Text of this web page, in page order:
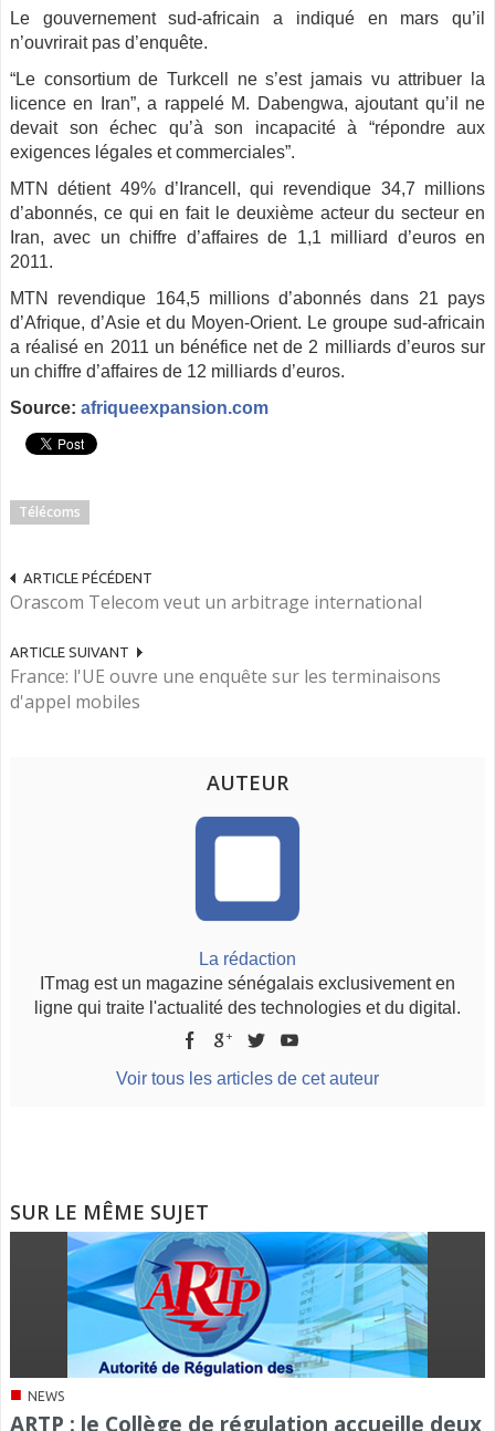
Le gouvernement sud-africain a indiqué en mars qu’il
n’ouvrirait pas d’enquête.
“Le consortium de Turkcell ne s’est jamais vu attribuer la
licence en Iran”, a rappelé M. Dabengwa, ajoutant qu’il ne
devait son échec qu’à son incapacité à “répondre aux
exigences légales et commerciales”.
MTN détient 49% d’Irancell, qui revendique 34,7 millions
d’abonnés, ce qui en fait le deuxième acteur du secteur en
Iran, avec un chiffre d’affaires de 1,1 milliard d’euros en
2011.
MTN revendique 164,5 millions d’abonnés dans 21 pays
d’Afrique, d’Asie et du Moyen-Orient. Le groupe sud-africain
a réalisé en 2011 un bénéfice net de 2 milliards d’euros sur
un chiffre d’affaires de 12 milliards d’euros.
Source: afriqueexpansion.com
Télécoms
ARTICLE PÉCÉDENT
Orascom Telecom veut un arbitrage international
ARTICLE SUIVANT
France: l'UE ouvre une enquête sur les terminaisons
d'appel mobiles
AUTEUR
La rédaction
ITmag est un magazine sénégalais exclusivement en
ligne qui traite l'actualité des technologies et du digital.
Voir tous les articles de cet auteur
SUR LE MÊME SUJET
■ NEWS
ARTP : le Collège de régulation accueille deux